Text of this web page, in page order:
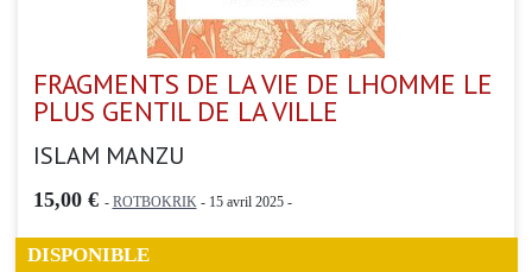
FRAGMENTS DE LA VIE DE LHOMME LE
PLUS GENTIL DE LA VILLE
ISLAM MANZU
15,00 € - ROTBOKRIK - 15 avril 2025 -
DISPONIBLE